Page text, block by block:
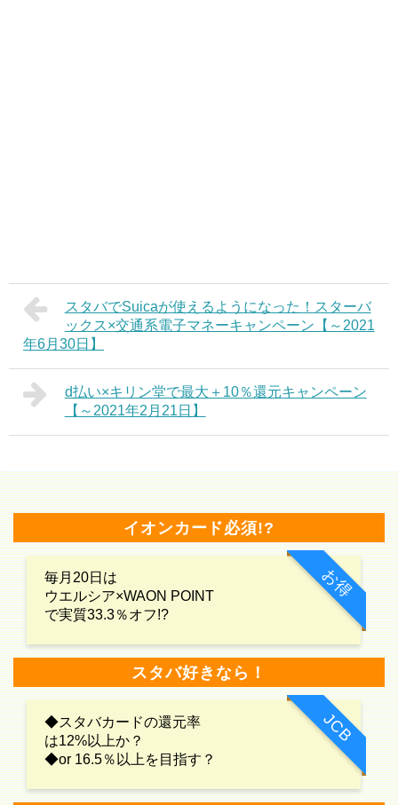
スタバでSuicaが使えるようになった！スターバ
ックス×交通系電子マネーキャンペーン【～2021
年6月30日】
d払い×キリン堂で最大＋10％還元キャンペーン
【～2021年2月21日】
イオンカード必須!?
お得
毎月20日は
ウエルシア×WAON POINT
で実質33.3％オフ!?
スタバ好きなら！
JCB
◆スタバカードの還元率
は12%以上か？
◆or 16.5％以上を目指す？